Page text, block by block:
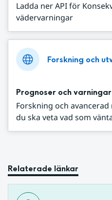
Ladda ner API för
vädervarningar
Forskning och
Prognoser och varningar
Forskning och
du ska veta vad som
Relaterade länkar